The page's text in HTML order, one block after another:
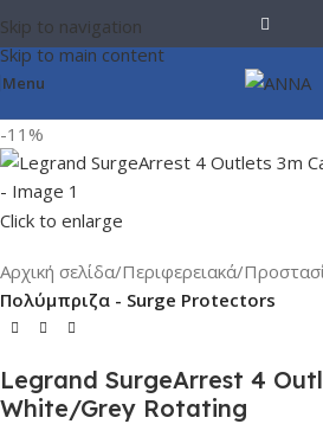
Skip to navigation
Skip to main content
Menu
-11%
Click to enlarge
Αρχική σελίδα Περιφερειακά
Πολύμπριζα - Surge Protectors
Legrand SurgeArrest 4
White/Grey Rotating